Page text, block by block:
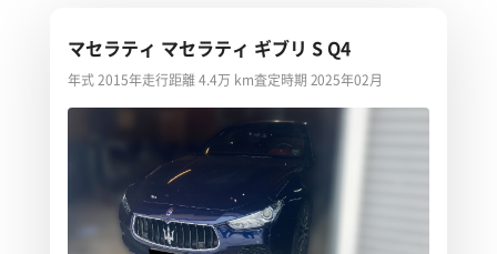
マセラティ マセラティ ギブリ S Q4
年式 2015年走行距離 4.4万 km査定時期 2025年02月